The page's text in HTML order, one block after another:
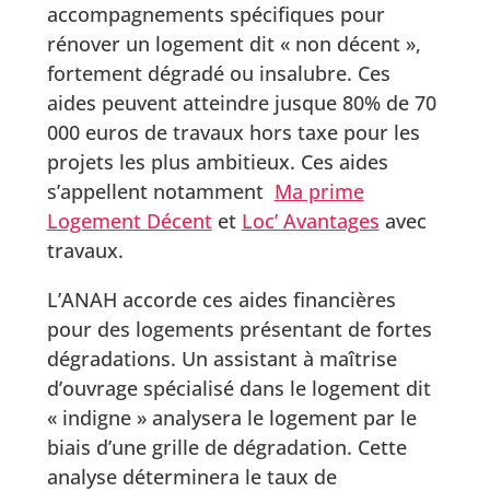
accompagnements spécifiques pour
rénover un logement dit « non décent »,
fortement dégradé ou insalubre. Ces
aides peuvent atteindre jusque 80% de 70
000 euros de travaux hors taxe pour les
projets les plus ambitieux. Ces aides
s’appellent notamment Ma prime
Logement Décentet Loc’ Avantages avec
travaux.
L’ANAH accorde ces aides financières
pour des logements présentant de fortes
dégradations. Un assistant à maîtrise
d’ouvrage spécialisé dans le logement dit
« indigne » analysera le logement par le
biais d’une grille de dégradation. Cette
analyse déterminera le taux de